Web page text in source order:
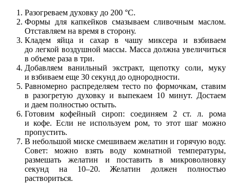
Разогреваем духовку до 200 °С.
Формы для капкейков смазываем сливочным маслом.
Отставляем на время в сторону.
Кладем яйца и сахар в чашу миксера и взбиваем
до легкой воздушной массы. Масса должна увеличиться
в объеме раза в три.
Добавляем ванильный экстракт, щепотку соли, муку
и взбиваем еще 30 секунд до однородности.
Равномерно распределяем тесто по формочкам, ставим
в разогретую духовку и выпекаем 10 минут. Достаем
и даем полностью остыть.
Готовим кофейный сироп: соединяем 2 ст. л. рома
и кофе. Если не используем ром, то этот шаг можно
пропустить.
В небольшой миске смешиваем желатин и горячую воду.
Совет: можно взять воду комнатной температуры,
размешать желатин и поставить в микроволновку
секунд на 10–20. Желатин должен полностью
раствориться.